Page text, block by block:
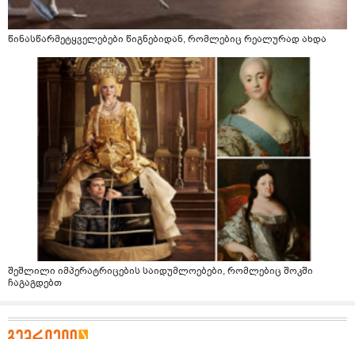
წინასწარმეტყველებები წიგნებიდან, რომლებიც რეალურად ახდა
შეშლილი იმპერატრიცების საიდუმლოებები, რომლებიც შოკში
ჩაგაგდებთ